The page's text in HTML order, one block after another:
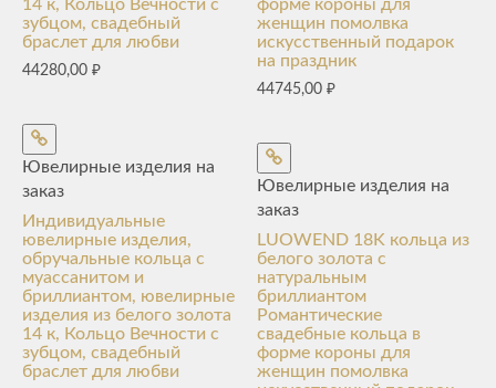
14 к, Кольцо Вечности с
зубцом, свадебный
браслет для любви
44280,00 ₽
Ювелирные изделия на
заказ
Индивидуальные
ювелирные изделия,
обручальные кольца с
муассанитом и
бриллиантом, ювелирные
изделия из белого золота
14 к, Кольцо Вечности с
зубцом, свадебный
браслет для любви
форме короны для
женщин помолвка
искусственный подарок
на праздник
44745,00₽
Ювелирные изделия на
заказ
LUOWEND 18K кольца из
белого золота с
натуральным
бриллиантом
Романтические
свадебные кольца в
форме короны для
женщин помолвка